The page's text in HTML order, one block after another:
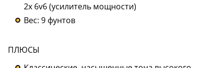
2x 6v6 (усилитель мощности)
Вес: 9 фунтов
ПЛЮСЫ